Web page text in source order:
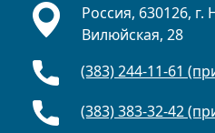
Россия, 630126, г.
Вилюйская, 28
(383) 244-11-61
(383) 383-32-42